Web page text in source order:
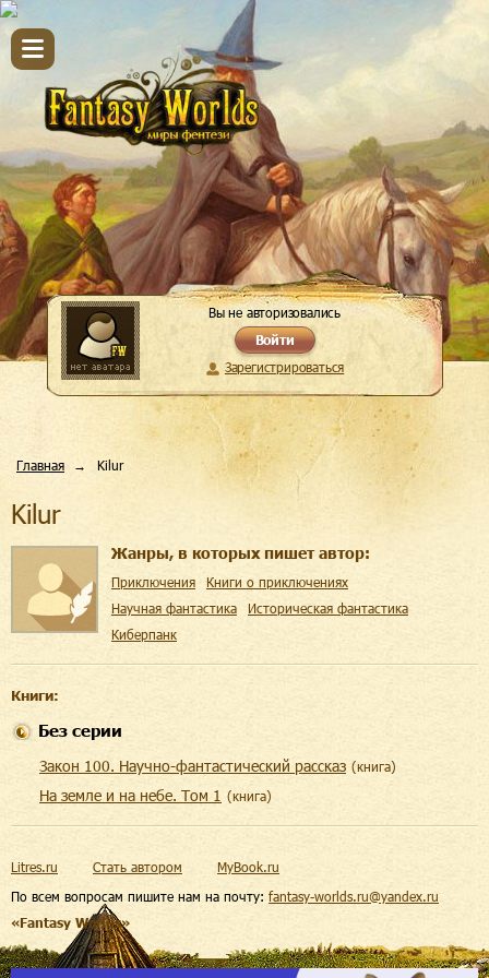
Вы не авторизовались
Войти
Зарегистрироваться
Главная Kilur
Kilur
Жанры, в которых пишет автор:
Приключения
Книги о приключениях
Научная фантастика
Историческая фантастика
Киберпанк
Книги:
Без серии
Закон 100. Научно-фантастический рассказ (книга)
На земле и на небе. Том 1 (книга)
По всем вопросам пишите нам на почту: fantasy-worlds.ru@yandex.ru
«Fantasy Worlds»
Litres.ru Стать автором MyBook.ru